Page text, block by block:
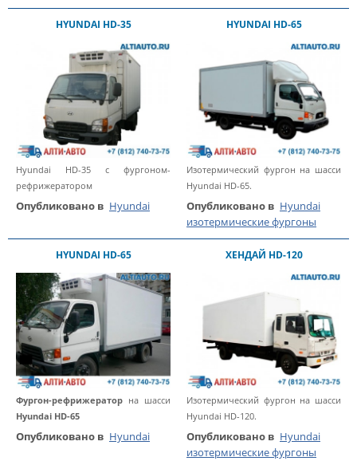
HYUNDAI HD-35
Hyundai HD-35 с фургоном-
рефрижератором
Опубликовано в Hyundai
HYUNDAI HD-65
Изотермический фургон на шасси
Hyundai HD-65.
Опубликовано в Hyundai
изотермические фургоны
HYUNDAI HD-65
Фургон-рефрижератор на шасси
Hyundai HD-65
Опубликовано в Hyundai
ХЕНДАЙ HD-120
Изотермический фургон на шасси
Hyundai HD-120.
Опубликовано в Hyundai
изотермические фургоны